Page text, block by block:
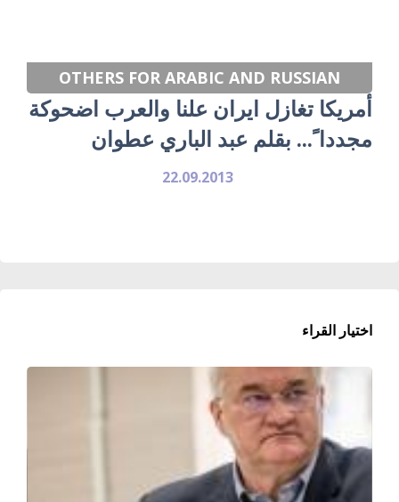
OTHERS FOR ARABIC AND RUSSIAN
أمريكا تغازل ايران علنا والعرب اضحوكة
مجددا ً... بقلم عبد الباري عطوان
22.09.2013
اختيار القراء